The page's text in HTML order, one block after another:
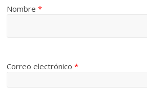
Nombre*
Correo electrónico*